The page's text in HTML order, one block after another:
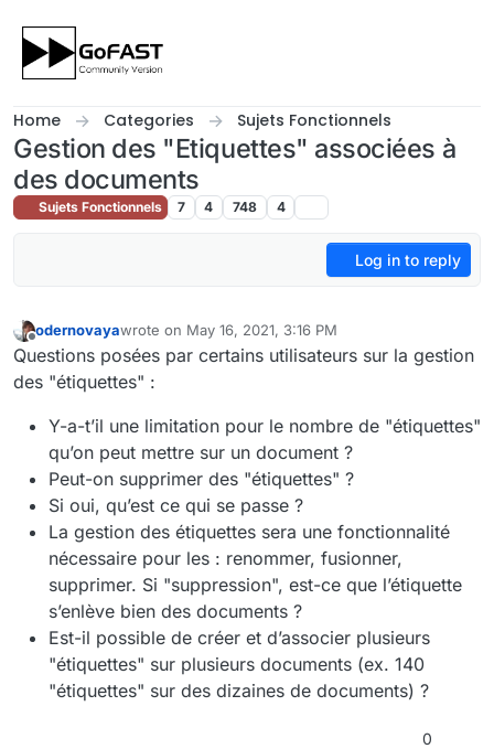
Home Categories Sujets Fonctionnels
Gestion des "Etiquettes" associées à
des documents
Sujets Fonctionnels 7 4 748 4
Log in to reply
Offline
odernovayawrote on May 16, 2021, 3:16 PM
last edited by
Questions posées par certains utilisateurs sur la gestion
des "étiquettes" :
Y-a-t’il une limitation pour le nombre de "étiquettes"
qu’on peut mettre sur un document ?
Peut-on supprimer des "étiquettes" ?
Si oui, qu’est ce qui se passe ?
La gestion des étiquettes sera une fonctionnalité
nécessaire pour les : renommer, fusionner,
supprimer. Si "suppression", est-ce que l’étiquette
s’enlève bien des documents ?
Est-il possible de créer et d’associer plusieurs
"étiquettes" sur plusieurs documents (ex. 140
"étiquettes" sur des dizaines de documents) ?
0